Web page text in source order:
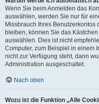
Wenn Sie beim Anmelden das
auswählen, werden Sie nur für
Missbrauch Ihres
bleiben, können Sie das
auswählen. Dies ist nicht
Computer, zum Beispiel in einem
nicht zur Verfügung steht, dann
Administration ausgeschaltet.
Nach oben
Wozu ist die Funktion „Alle